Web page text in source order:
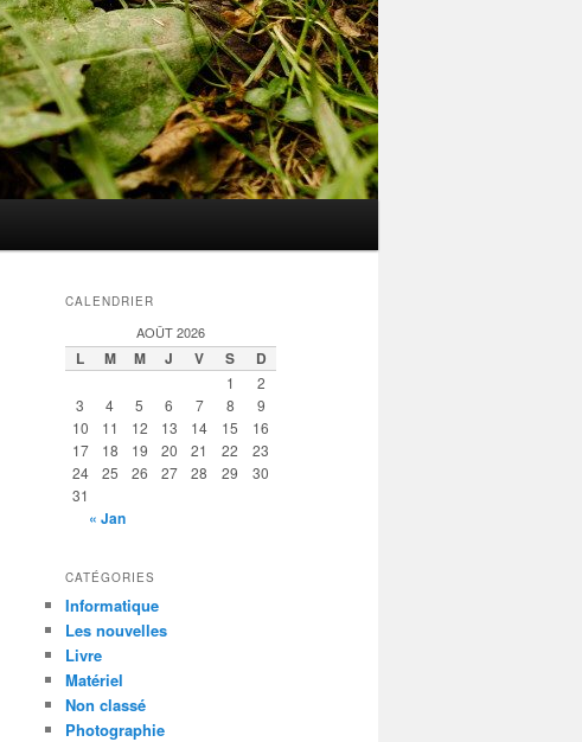
CALENDRIER
AOÛT 2026
L M M J V S D
1
2
3
4 5 6 7 8
9
10
11 12 13 14 15
16
17
18 19 20 21 22
23
24
25 26 27 28 29
30
31
« Jan
CATÉGORIES
Informatique
Les nouvelles
Livre
Matériel
Non classé
Photographie